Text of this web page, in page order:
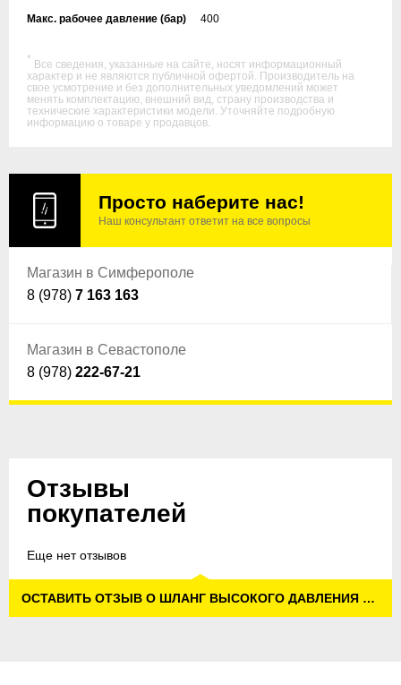
Макс. рабочее давление (бар) 400
* Все сведения, указанные на сайте, носят информационный
характер и не являются публичной офертой. Производитель на
свое усмотрение и без дополнительных уведомлений может
менять комплектацию, внешний вид, страну производства и
технические характеристики модели. Уточняйте подробную
информацию о товаре у продавцов.
Просто наберите нас!
Наш консультант ответит на все вопросы
Магазин в Симферополе
8 (978) 7 163 163
Магазин в Севастополе
8 (978) 222-67-21
Отзывы
покупателей
Еще нет отзывов
ОСТАВИТЬ ОТЗЫВ О ШЛАНГ ВЫСОКОГО ДАВЛЕНИЯ ДЛЯ ПИЩ. ПРОМ., 400 БАР, 20 М, НД 8, AVS